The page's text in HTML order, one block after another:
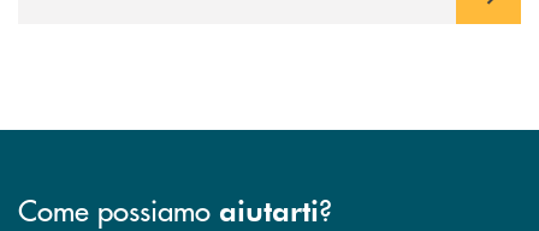
Come possiamo aiutarti?